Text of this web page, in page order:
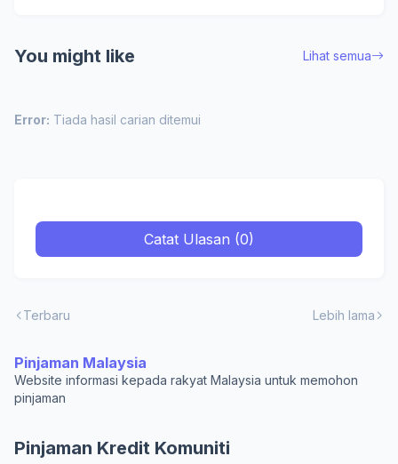
You might like Lihat semua
Error: Tiada hasil carian ditemui
Catat Ulasan (0)
Terbaru Lebih lama
Pinjaman Malaysia
Website informasi kepada rakyat Malaysia untuk memohon
pinjaman
Pinjaman Kredit Komuniti